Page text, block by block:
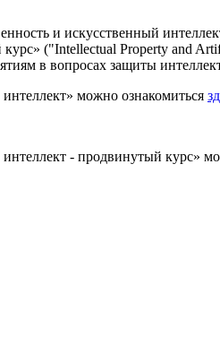
и искусственный
("Intellectual Property and
в вопросах защиты
можно ознакомиться
- продвинутый курс»